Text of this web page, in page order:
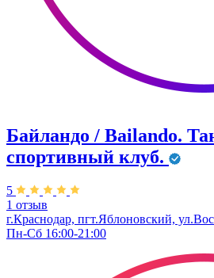
Байландо / Bailando.
спортивный клуб.
5
1 отзыв
г.Краснодар, пгт.Яблоновский,
Пн-Сб 16:00-21:00